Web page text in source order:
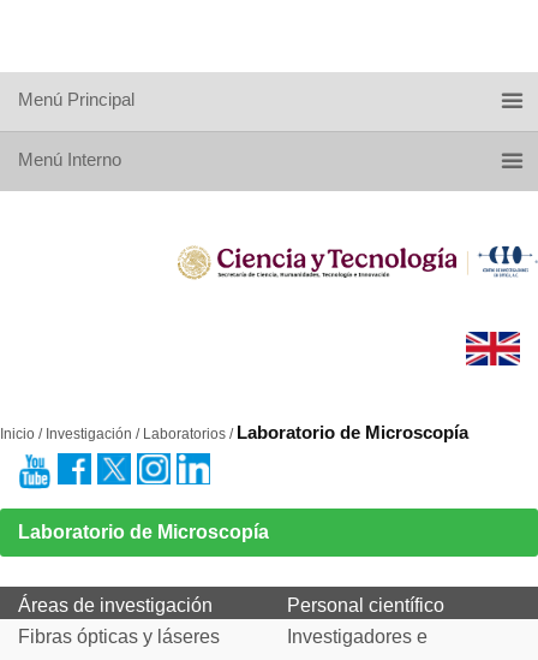
Menú Principal
Menú Interno
Inicio / Investigación / Laboratorios / Laboratorio de Microscopía
Laboratorio de Microscopía
Áreas de investigación
Fibras ópticas y láseres
Personal científico
Investigadores e